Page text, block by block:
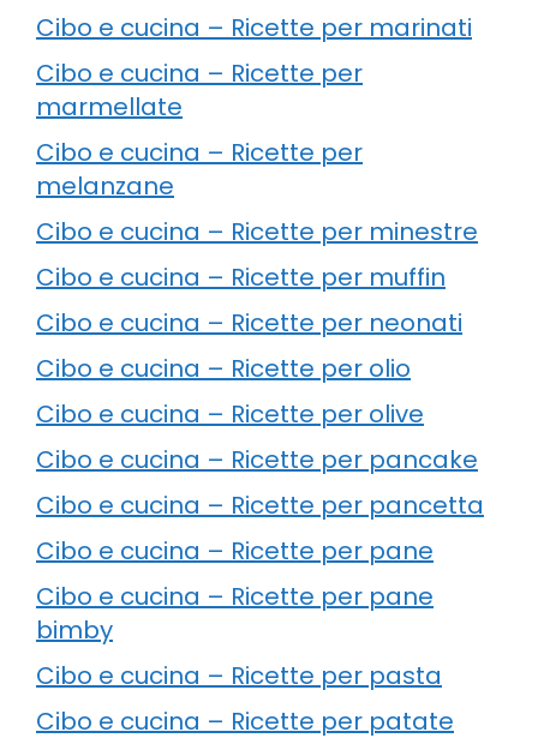
Cibo e cucina – Ricette per marinati
Cibo e cucina – Ricette per
marmellate
Cibo e cucina – Ricette per
melanzane
Cibo e cucina – Ricette per minestre
Cibo e cucina – Ricette per muffin
Cibo e cucina – Ricette per neonati
Cibo e cucina – Ricette per olio
Cibo e cucina – Ricette per olive
Cibo e cucina – Ricette per pancake
Cibo e cucina – Ricette per pancetta
Cibo e cucina – Ricette per pane
Cibo e cucina – Ricette per pane
bimby
Cibo e cucina – Ricette per pasta
Cibo e cucina – Ricette per patate